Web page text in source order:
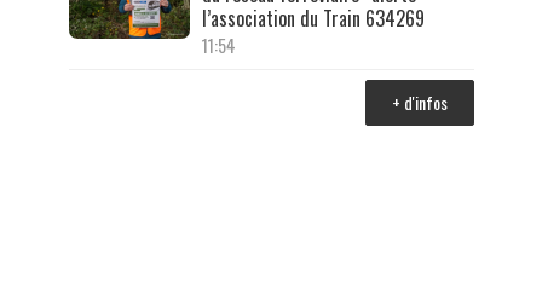
l’association du Train 634269
11:54
+ d'infos